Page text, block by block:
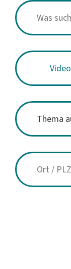
Video